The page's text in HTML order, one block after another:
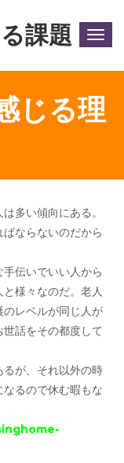
課題
じる理
多い傾向にある。
ならないのだから
伝いでいい人から
様々なのだ。老人
レベルが同じ人が
話をその都度して
が、それ以外の時
るので休む暇もな